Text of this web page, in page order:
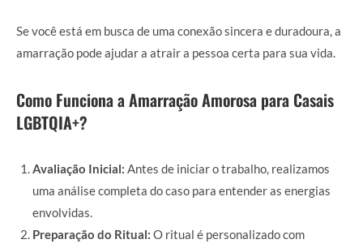
Se você está em busca de uma conexão sincera e duradoura, a
amarração pode ajudar a atrair a pessoa certa para sua vida.
Como Funciona a Amarração Amorosa para Casais
LGBTQIA+?
Avaliação Inicial: Antes de iniciar o trabalho, realizamos
uma análise completa do caso para entender as energias
envolvidas.
Preparação do Ritual: O ritual é personalizado com